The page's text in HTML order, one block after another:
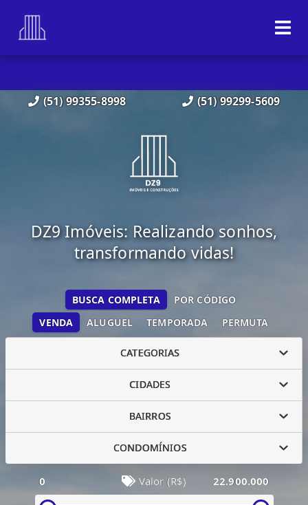
(51) 99355-8998 (51) 99299-5609
DZ9 Imóveis: Realizando sonhos,
transformando vidas!
VENDA ALUGUEL TEMPORADA PERMUTA
BUSCA COMPLETA POR CÓDIGO
CATEGORIAS
CIDADES
BAIRROS
CONDOMÍNIOS
0 Valor (R$) 22.900.000